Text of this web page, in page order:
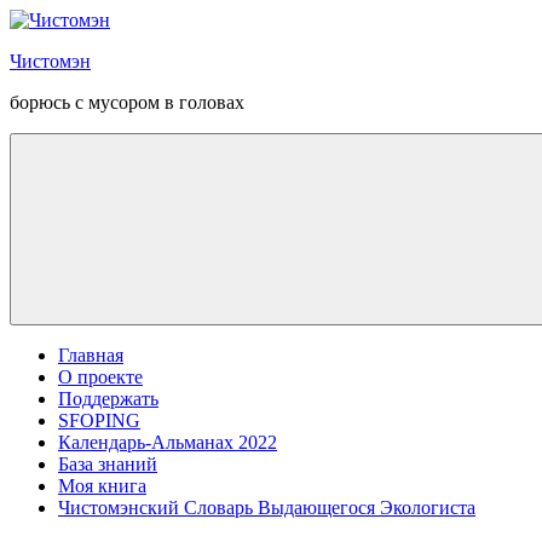
Перейти
содержанию
Чистомэн
борюсь с мусором в головах
Главная
О проекте
Поддержать
SFOPING
Календарь-Альманах 2022
База знаний
Моя книга
Чистомэнский Словарь Выдающегося Экологиста